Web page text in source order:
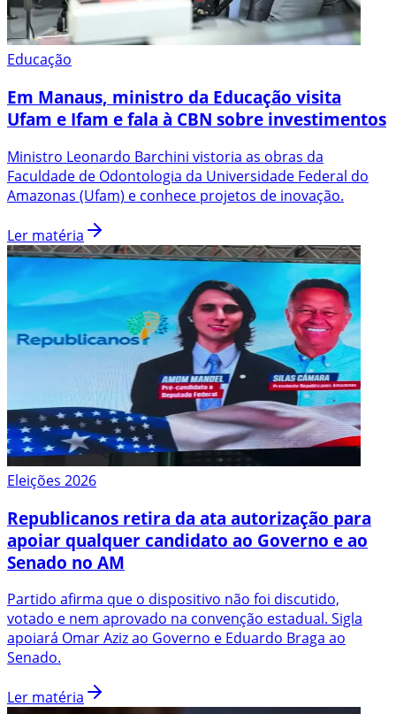
Educação
Em Manaus, ministro da Educação visita
Ufam e Ifam e fala à CBN sobre investimentos
Ministro Leonardo Barchini vistoria as obras da
Faculdade de Odontologia da Universidade Federal do
Amazonas (Ufam) e conhece projetos de inovação.
Ler matéria
Eleições 2026
Republicanos retira da ata autorização para
apoiar qualquer candidato ao Governo e ao
Senado no AM
Partido afirma que o dispositivo não foi discutido,
votado e nem aprovado na convenção estadual. Sigla
apoiará Omar Aziz ao Governo e Eduardo Braga ao
Senado.
Ler matéria